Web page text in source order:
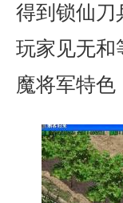
得到锁仙刀
玩家见无和
魔将军特色